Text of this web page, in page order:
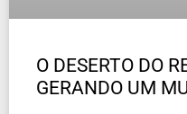
O DESERTO DO
GERANDO UM